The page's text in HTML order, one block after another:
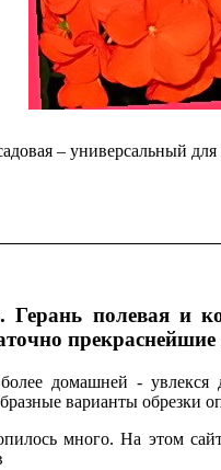
– универсальный
Герань полевая и
домашней -
варианты обрезки
много. На этом